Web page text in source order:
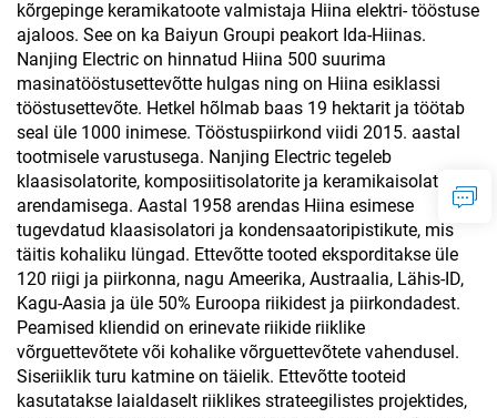
kõrgepinge keramikatoote valmistaja Hiina elektri- tööstuse
ajaloos. See on ka Baiyun Groupi peakort Ida-Hiinas.
Nanjing Electric on hinnatud Hiina 500 suurima
masinatööstusettevõtte hulgas ning on Hiina esiklassi
tööstusettevõte. Hetkel hõlmab baas 19 hektarit ja töötab
seal üle 1000 inimese. Tööstuspiirkond viidi 2015. aastal
tootmisele varustusega. Nanjing Electric tegeleb
klaasisolatorite, komposiitisolatorite ja keramikaisolatorite
arendamisega. Aastal 1958 arendas Hiina esimese
tugevdatud klaasisolatori ja kondensaatoripistikute, mis
täitis kohaliku lüngad. Ettevõtte tooted eksporditakse üle
120 riigi ja piirkonna, nagu Ameerika, Austraalia, Lähis-ID,
Kagu-Aasia ja üle 50% Euroopa riikidest ja piirkondadest.
Peamised kliendid on erinevate riikide riiklike
võrguettevõtete või kohalike võrguettevõtete vahendusel.
Siseriiklik turu katmine on täielik. Ettevõtte tooteid
kasutatakse laialdaselt riiklikes strateegilistes projektides,